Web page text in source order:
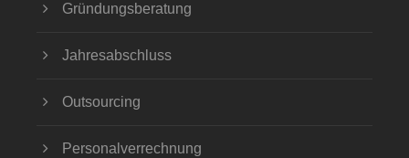
Gründungsberatung
Jahresabschluss
Outsourcing
Personalverrechnung